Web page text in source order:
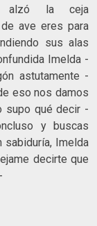
alzó la ceja
ave eres para
sus alas
Imelda -
astutamente -
eso nos damos
supo qué decir -
y buscas
sabiduría, Imelda
decirte que